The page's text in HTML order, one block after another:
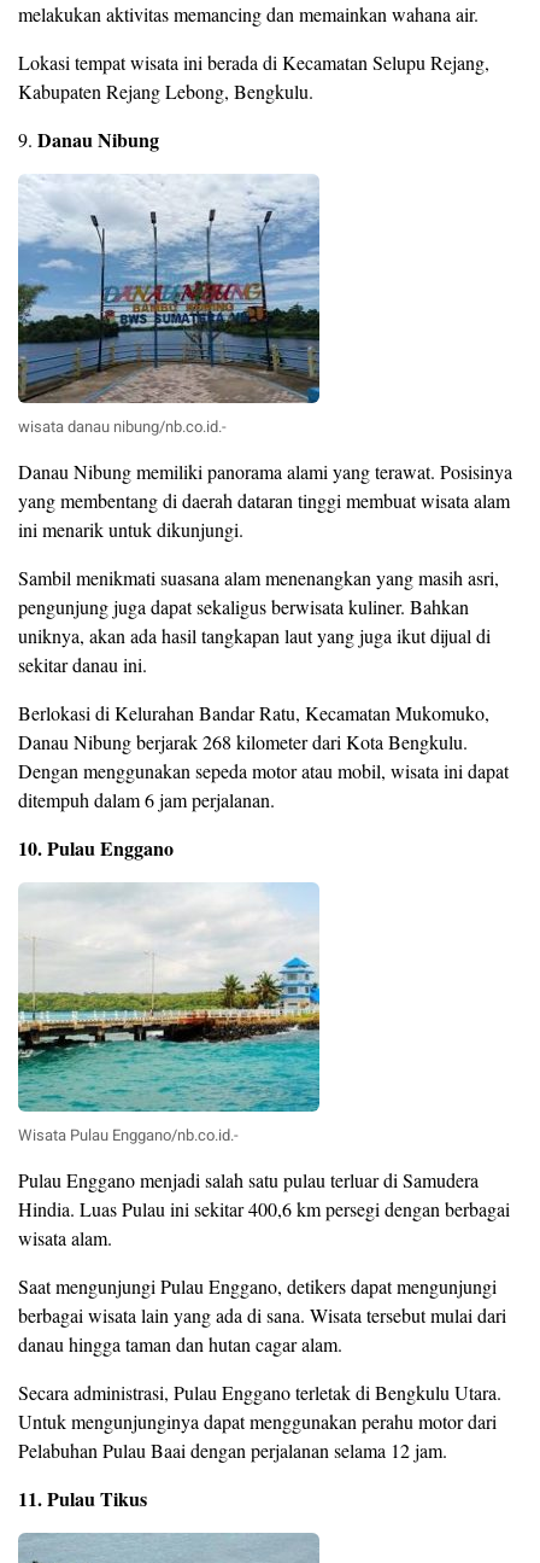
melakukan aktivitas memancing dan memainkan wahana air.
Lokasi tempat wisata ini berada di Kecamatan Selupu Rejang,
Kabupaten Rejang Lebong, Bengkulu.
9. Danau Nibung
wisata danau nibung/nb.co.id.-
Danau Nibung memiliki panorama alami yang terawat. Posisinya
yang membentang di daerah dataran tinggi membuat wisata alam
ini menarik untuk dikunjungi.
Sambil menikmati suasana alam menenangkan yang masih asri,
pengunjung juga dapat sekaligus berwisata kuliner. Bahkan
uniknya, akan ada hasil tangkapan laut yang juga ikut dijual di
sekitar danau ini.
Berlokasi di Kelurahan Bandar Ratu, Kecamatan Mukomuko,
Danau Nibung berjarak 268 kilometer dari Kota Bengkulu.
Dengan menggunakan sepeda motor atau mobil, wisata ini dapat
ditempuh dalam 6 jam perjalanan.
10. Pulau Enggano
Wisata Pulau Enggano/nb.co.id.-
Pulau Enggano menjadi salah satu pulau terluar di Samudera
Hindia. Luas Pulau ini sekitar 400,6 km persegi dengan berbagai
wisata alam.
Saat mengunjungi Pulau Enggano, detikers dapat mengunjungi
berbagai wisata lain yang ada di sana. Wisata tersebut mulai dari
danau hingga taman dan hutan cagar alam.
Secara administrasi, Pulau Enggano terletak di Bengkulu Utara.
Untuk mengunjunginya dapat menggunakan perahu motor dari
Pelabuhan Pulau Baai dengan perjalanan selama 12 jam.
11. Pulau Tikus